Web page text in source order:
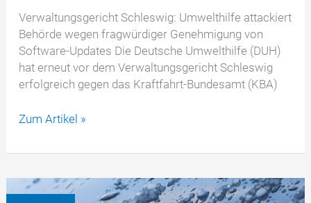
Verwaltungsgericht Schleswig: Umwelthilfe attackiert
Behörde wegen fragwürdiger Genehmigung von
Software-Updates Die Deutsche Umwelthilfe (DUH)
hat erneut vor dem Verwaltungsgericht Schleswig
erfolgreich gegen das Kraftfahrt-Bundesamt (KBA)
Abgasskandal
Klage
Kraftfahrt
Zum Artikel »